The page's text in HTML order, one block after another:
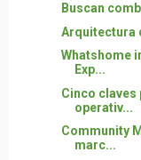
Buscan
Arquitectura
Whatshome
Exp...
Cinco claves
operativ...
Community
marc...